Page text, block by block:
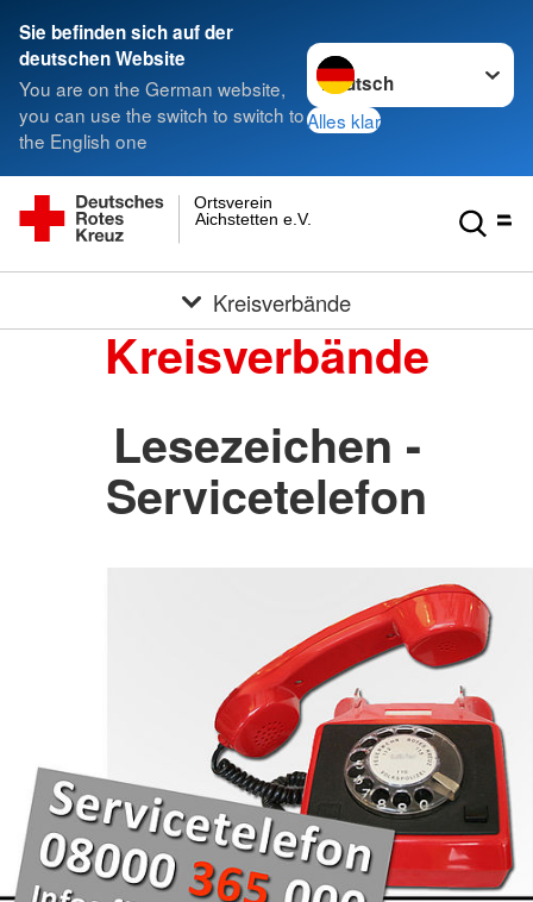
Sie befinden sich auf der
deutschen Website
You are on the German website,
you can use the switch to switch to
the English one
Sprache wechseln zu
Alles klar
Aichstetten e.V.
Ortsverein
Kreisverbände
Kreisverbände
Lesezeichen -
Servicetelefon